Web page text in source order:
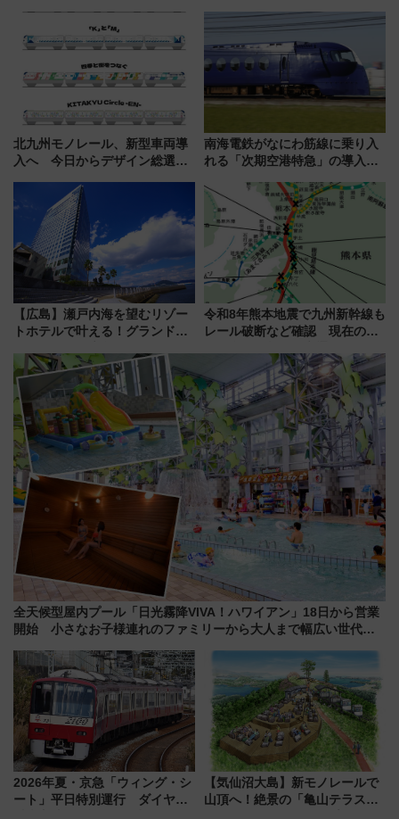
混雑に要注意、その理由は
北九州モノレール、新型車両導
入へ 今日からデザイン総選挙
南海電鉄がなにわ筋線に乗り入
れる「次期空港特急」の導入を
日本初の鉄道デザイン
【広島】瀬戸内海を望むリゾー
トホテルで叶える！グランドプ
ディング＆カジュアルパーティ
ープラン
令和8年熊本地震で九州新幹線も
レール破断など確認 現在の運
全天候型屋内プール「日光霧降VIVA！ハワイアン」18日から営業
開始 小さなお子様連れのファミリーから大人まで幅広い世代が
2026年夏・京急「ウィング・シ
ート」平日特別運行 ダイヤ・
【気仙沼大島】新モノレールで
山頂へ！絶景の「亀山テラス